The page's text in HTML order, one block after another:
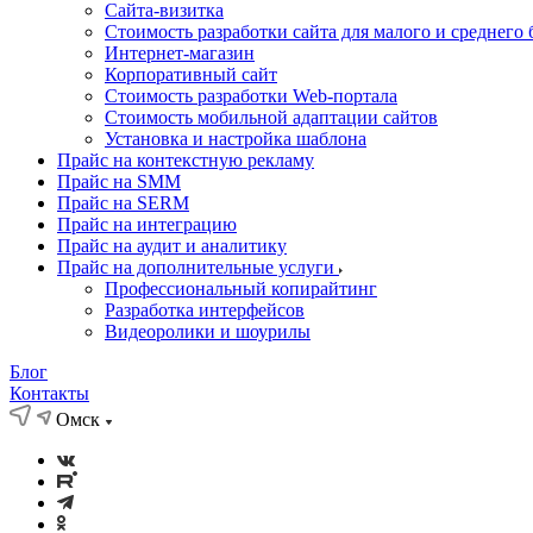
Cайта-визитка
Стоимость разработки сайта для малого и среднего
Интернет-магазин
Корпоративный сайт
Стоимость разработки Web-портала
Стоимость мобильной адаптации сайтов
Установка и настройка шаблона
Прайс на контекстную рекламу
Прайс на SMM
Прайс на SERM
Прайс на интеграцию
Прайс на аудит и аналитику
Прайс на дополнительные услуги
Профессиональный копирайтинг
Разработка интерфейсов
Видеоролики и шоурилы
Блог
Контакты
Омск